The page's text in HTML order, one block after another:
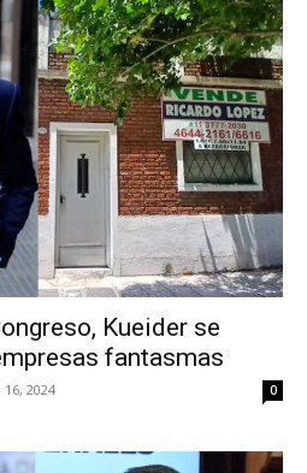
Kueider se
fantasmas
2024 0